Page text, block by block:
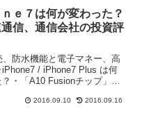
ｎｅ７は何が変わった？
通信、通信会社の投資評
、防水機能と電子マネー、高
/ iPhone7 Plus は何
・「A10 Fusionチップ」を
大２倍・防水機能水深１メー
2016.09.10 2016.09.16